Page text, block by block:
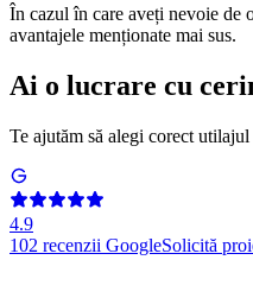
În cazul în care aveți nevoie de
avantajele menționate mai sus.
Ai o lucrare cu
Te ajutăm să alegi corect utilajul
4.9
102 recenzii GoogleSolicită